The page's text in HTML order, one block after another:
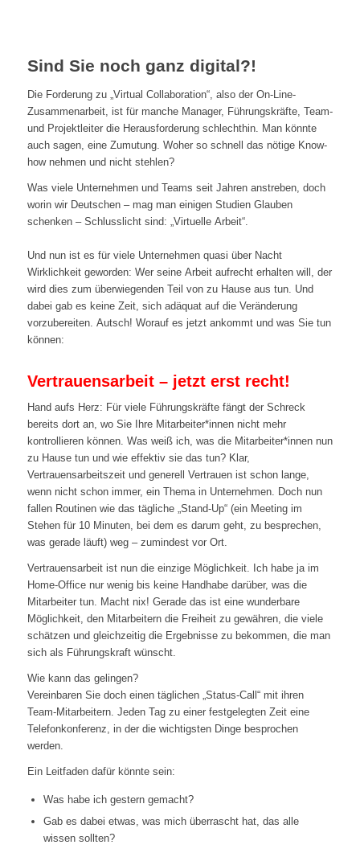
Sind Sie noch ganz digital?!
Die Forderung zu „Virtual Collaboration“, also der On-Line-
Zusammenarbeit, ist für manche Manager, Führungskräfte, Team-
und Projektleiter die Herausforderung schlechthin. Man könnte
auch sagen, eine Zumutung. Woher so schnell das nötige Know-
how nehmen und nicht stehlen?
Was viele Unternehmen und Teams seit Jahren anstreben, doch
worin wir Deutschen – mag man einigen Studien Glauben
schenken – Schlusslicht sind: „Virtuelle Arbeit“.
Und nun ist es für viele Unternehmen quasi über Nacht
Wirklichkeit geworden: Wer seine Arbeit aufrecht erhalten will, der
wird dies zum überwiegenden Teil von zu Hause aus tun. Und
dabei gab es keine Zeit, sich adäquat auf die Veränderung
vorzubereiten. Autsch! Worauf es jetzt ankommt und was Sie tun
können:
Vertrauensarbeit – jetzt erst recht!
Hand aufs Herz: Für viele Führungskräfte fängt der Schreck
bereits dort an, wo Sie Ihre Mitarbeiter*innen nicht mehr
kontrollieren können. Was weiß ich, was die Mitarbeiter*innen nun
zu Hause tun und wie effektiv sie das tun? Klar,
Vertrauensarbeitszeit und generell Vertrauen ist schon lange,
wenn nicht schon immer, ein Thema in Unternehmen. Doch nun
fallen Routinen wie das tägliche „Stand-Up“ (ein Meeting im
Stehen für 10 Minuten, bei dem es darum geht, zu besprechen,
was gerade läuft) weg – zumindest vor Ort.
Vertrauensarbeit ist nun die einzige Möglichkeit. Ich habe ja im
Home-Office nur wenig bis keine Handhabe darüber, was die
Mitarbeiter tun. Macht nix! Gerade das ist eine wunderbare
Möglichkeit, den Mitarbeitern die Freiheit zu gewähren, die viele
schätzen und gleichzeitig die Ergebnisse zu bekommen, die man
sich als Führungskraft wünscht.
Wie kann das gelingen?
Vereinbaren Sie doch einen täglichen „Status-Call“ mit ihren
Team-Mitarbeitern. Jeden Tag zu einer festgelegten Zeit eine
Telefonkonferenz, in der die wichtigsten Dinge besprochen
werden.
Ein Leitfaden dafür könnte sein:
Was habe ich gestern gemacht?
Gab es dabei etwas, was mich überrascht hat, das alle
wissen sollten?